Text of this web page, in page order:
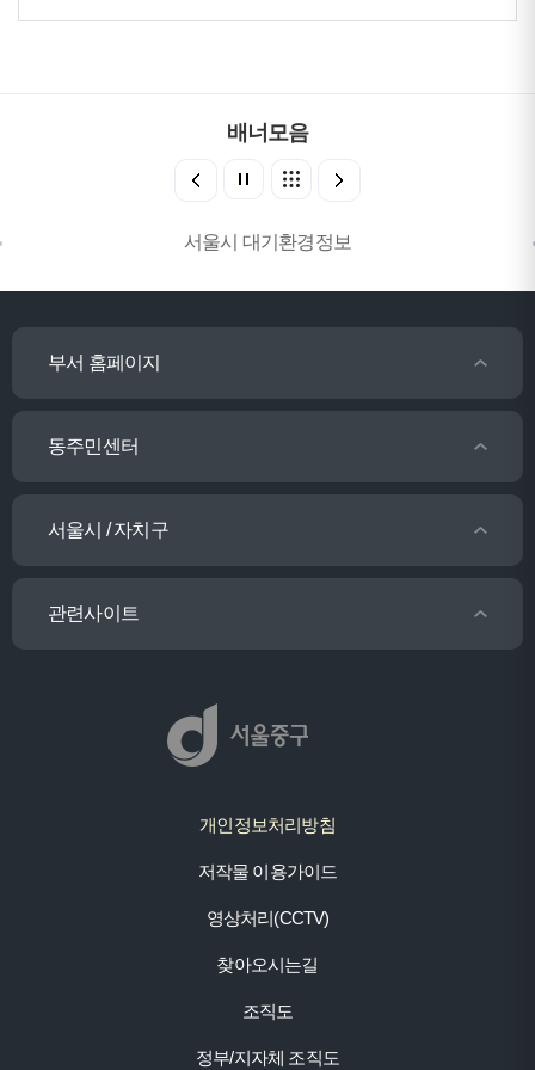
배너모음
서울시 대기환경정보
부서 홈페이지
동주민센터
서울시 / 자치구
관련사이트
개인정보처리방침
저작물 이용가이드
영상처리(CCTV)
찾아오시는길
조직도
정부/지자체 조직도